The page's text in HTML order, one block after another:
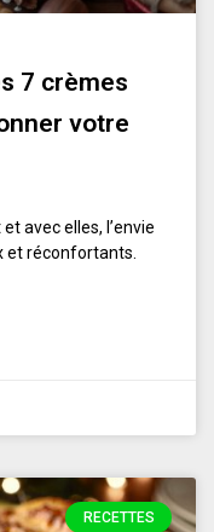
7 crèmes
votre
avec elles, l’envie
et réconfortants.
RECETTES